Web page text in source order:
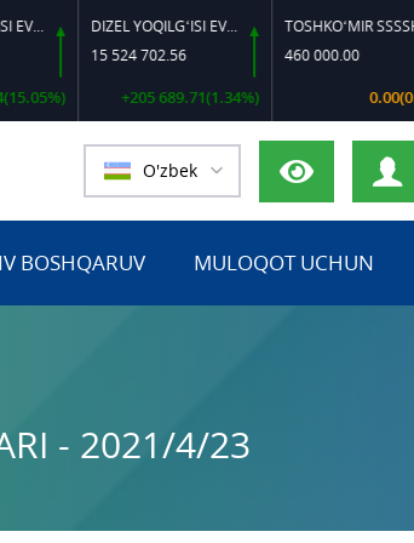
L-K-4
DIZEL YOQILG‘ISI EVRO-L II K-4 SSDF
15 524 702.56
+205 689.71(1.34%)
TOSHKO‘MIR SSSSH-13
460 000.00
0.00(0.00%)
O'zbek
BOSHQARUV MULOQOT UCHUN
- 2021/4/23